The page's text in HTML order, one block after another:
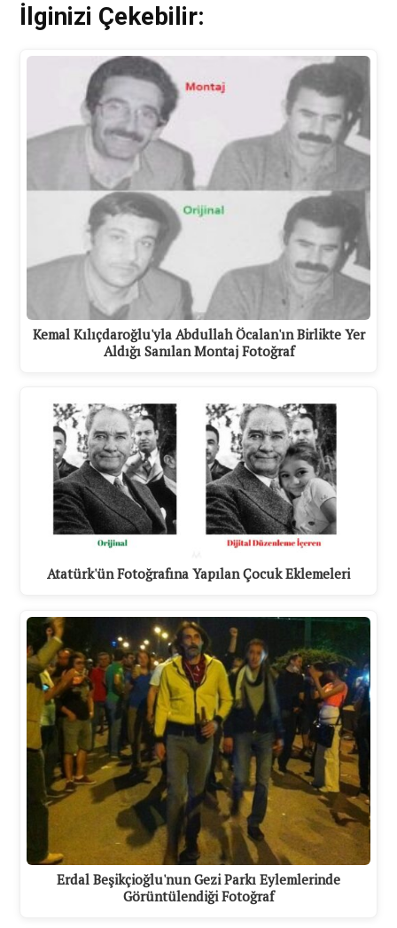
İlginizi Çekebilir:
Kemal Kılıçdaroğlu'yla Abdullah Öcalan'ın Birlikte Yer
Aldığı Sanılan Montaj Fotoğraf
Atatürk'ün Fotoğrafına Yapılan Çocuk Eklemeleri
Erdal Beşikçioğlu'nun Gezi Parkı Eylemlerinde
Görüntülendiği Fotoğraf